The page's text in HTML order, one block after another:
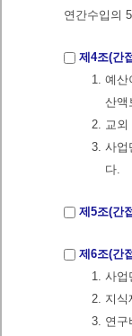
연간수입의 5
제4조(간
1. 예산
산액
2. 교외
3. 사업
다.
제5조(간
제6조(간
1. 사업
2. 지식
3. 연구